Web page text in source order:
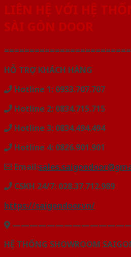
LIÊN HỆ VỚI HỆ
SÀI GÒN DOOR
HỖ TRỢ KHÁCH HÀNG
Hotline 1: 0933.707.707
Hotline 2: 0834.715.715
Hotline 3: 0834.494.494
Hotline 4: 0826.901.901
Email:
CSKH 24/7: 028.37.712.989
https://saigondoor.vn/
HỆ THỐNG SHOWROOM